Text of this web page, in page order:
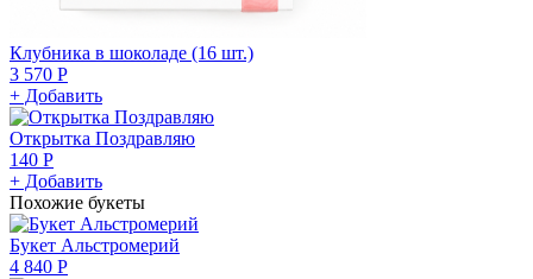
Клубника в шоколаде (16 шт.)
3 570 Р
+ Добавить
Открытка Поздравляю
140 Р
+ Добавить
Похожие букеты
Букет Альстромерий
4 840 Р